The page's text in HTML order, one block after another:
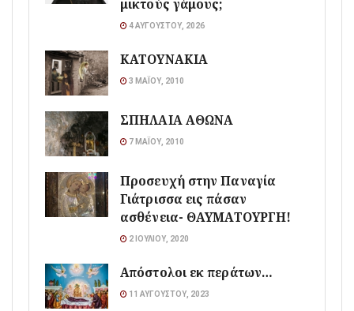
μικτούς γάμους;
4 ΑΥΓΟΎΣΤΟΥ, 2026
ΚΑΤΟΥΝΑΚΙΑ
3 ΜΑΪ́ΟΥ, 2010
ΣΠΗΛΑΙΑ ΑΘΩΝΑ
7 ΜΑΪ́ΟΥ, 2010
Προσευχή στην Παναγία
Γιάτρισσα εις πάσαν
ασθένεια- ΘΑΥΜΑΤΟΥΡΓΗ!
2 ΙΟΥΛΊΟΥ, 2020
Απόστολοι εκ περάτων…
11 ΑΥΓΟΎΣΤΟΥ, 2023